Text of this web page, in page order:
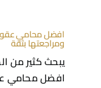
افضل محامي
ومراجعتها بثقة
يبحث كثير من
افضل محامي